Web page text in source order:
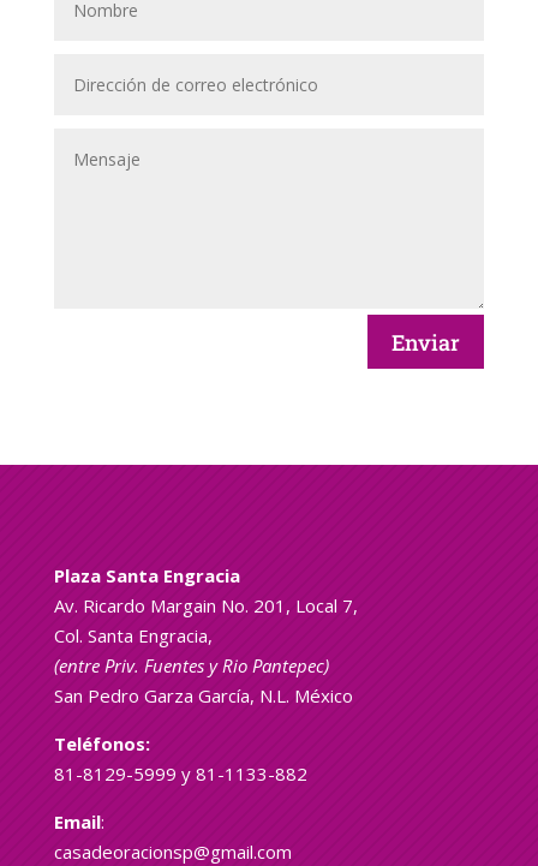
Enviar
Plaza Santa Engracia
Av. Ricardo Margain No. 201, Local 7,
Col. Santa Engracia,
(entre Priv. Fuentes y Rio Pantepec)
San Pedro Garza García, N.L. México
Teléfonos:
81-8129-5999 y 81-1133-882
Email:
casadeoracionsp@gmail.com